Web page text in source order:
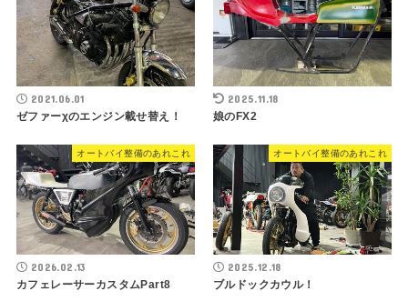
2021.06.01
ゼファーχのエンジン載せ替え！
2025.11.18
娘のFX2
オートバイ整備のあれこれ
2026.02.13
カフェレーサーカスタムPart8
オートバイ整備のあれこれ
2025.12.18
ブルドックカウル！